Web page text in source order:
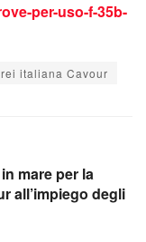
per-uso-f-35b-
italiana Cavour
mare per la
all’impiego degli